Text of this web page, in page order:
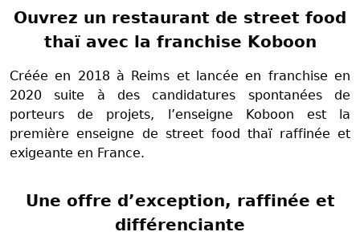
Ouvrez un restaurant de street food
thaï avec la franchise Koboon
Créée en 2018 à Reims et lancée en franchise en
2020 suite à des candidatures spontanées de
porteurs de projets, l’enseigne Koboon est la
première enseigne de street food thaï raffinée et
exigeante en France.
Une offre d’exception, raffinée et
différenciante